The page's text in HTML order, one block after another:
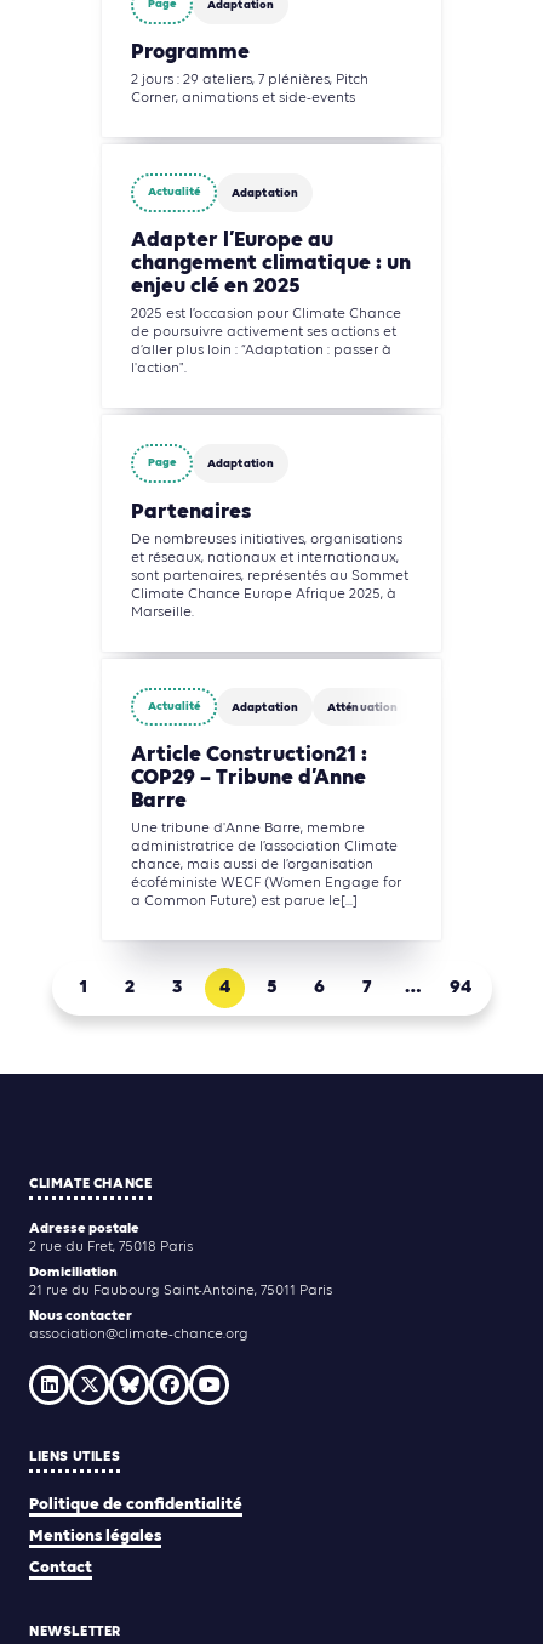
Page Adaptation
Programme
2 jours : 29 ateliers, 7 plénières, Pitch
Corner, animations et side-events
Actualité Adaptation
Adapter l’Europe au
changement climatique : un
enjeu clé en 2025
2025 est l’occasion pour Climate Chance
de poursuivre activement ses actions et
d’aller plus loin : “Adaptation : passer à
l'action".
Page Adaptation
Partenaires
De nombreuses initiatives, organisations
et réseaux, nationaux et internationaux,
sont partenaires, représentés au Sommet
Climate Chance Europe Afrique 2025, à
Marseille.
Actualité Adaptation Atténuation
Article Construction21 :
COP29 – Tribune d’Anne
Barre
Une tribune d'Anne Barre, membre
administratrice de l’association Climate
chance, mais aussi de l’organisation
écoféministe WECF (Women Engage for
a Common Future) est parue le[...]
1 2 3 4 5 6 7 … 94
CLIMATE CHANCE
Adresse postale
2 rue du Fret, 75018 Paris
Domiciliation
21 rue du Faubourg Saint-Antoine, 75011 Paris
Nous contacter
association@climate-chance.org
LIENS UTILES
Politique de confidentialité
Mentions légales
Contact
NEWSLETTER